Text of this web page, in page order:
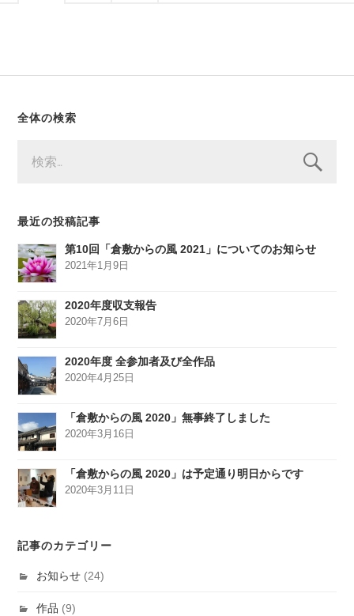
全体の検索
索:
最近の投稿記事
第10回「倉敷からの風 2021」についてのお知らせ
2021年1月9日
2020年度収支報告
2020年7月6日
2020年度 全参加者及び全作品
2020年4月25日
「倉敷からの風 2020」無事終了しました
2020年3月16日
「倉敷からの風 2020」は予定通り明日からです
2020年3月11日
記事のカテゴリー
お知らせ (24)
作品 (9)